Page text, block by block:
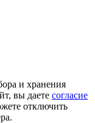
и хранения
вы даете согласие
отключить